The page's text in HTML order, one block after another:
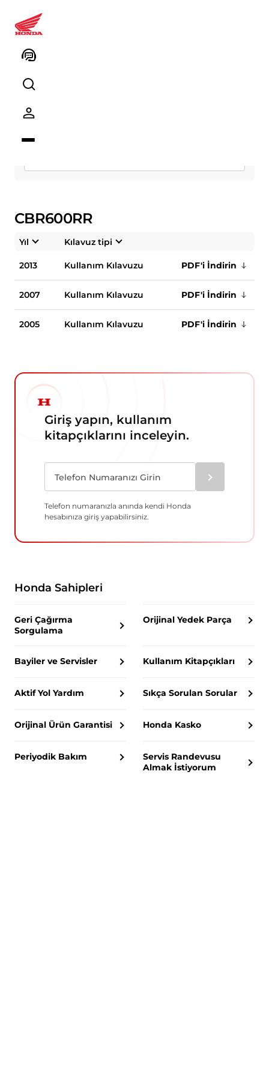
Kullanım Kitapçıkları
Segment
CBR600RR
Yıl Kılavuz tipi
2013 Kullanım Kılavuzu PDF'i İndirin
2007 Kullanım Kılavuzu PDF'i İndirin
2005 Kullanım Kılavuzu PDF'i İndirin
Giriş yapın, kullanım
kitapçıklarını inceleyin.
Telefon numaranızla anında kendi Honda
hesabınıza giriş yapabilirsiniz.
Honda Sahipleri
Geri Çağırma
Sorgulama
Orijinal Yedek Parça
Bayiler ve Servisler Kullanım Kitapçıkları
Aktif Yol Yardım Sıkça Sorulan Sorular
Orijinal Ürün Garantisi Honda Kasko
Periyodik Bakım
Servis Randevusu
Almak İstiyorum